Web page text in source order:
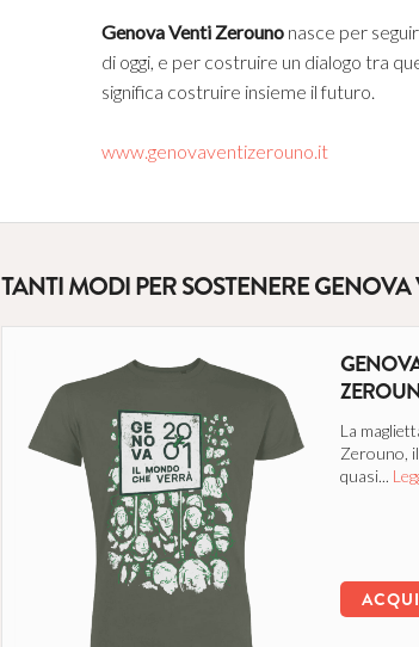
Genova Venti Zerouno nasce per
di oggi, e per costruire un dialogo tra
significa costruire insieme il futuro.
www.genovaventizerouno.it
TANTI MODI PER SOSTENERE
La
Zerouno,
quasi...